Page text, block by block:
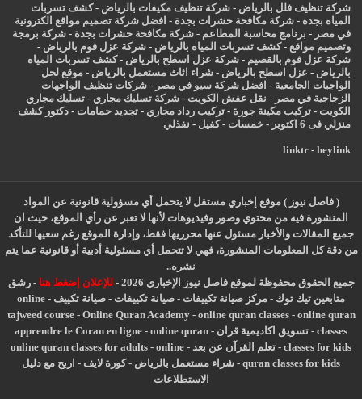
شركة تنظيف فلل بالرياض -شركة تنظيف مكيفات بالرياض -كشف تسربات
المياه بجده -شركة مكافحة حشرات بجدة - افضل شركة تصميم مواقع الكترونية
في مصر - برنامج محاسبة المطاعم -شركة مكافحة حشرات بجدة -شركة برمجة
وتصميم مواقع -كشف تسربات المياه بالرياض -شركة عزل فوم بالرياض -
شركة عزل فوم بالقصيم -شركة عزل اسطح بالرياض -كشف تسربات المياه
بالرياض - عزل اسطح بالرياض -شراء اثاث مستعمل بالرياض - موقع لحل
الواجبات الجامعية - افضل شركة سيو في مصر -شركات تنظيف الواجهات
الزجاجية في مصر - نقل عفش الكويت -شركة تسليك مجاري -تسليك مجاري
الكويت -تركيب مكينة جورة -تركيب رداد مجاري -تجديد حمامات -دكتور كشف
منزلي فى 6 اكتوبر
-خمسات -كفيل - نفذلي
linktr- heylink
( فاصل نيوز ) موقع إخباري مستقل لا يتحمل أي مسؤولية قانونية عن المواد
المنشورة فيه من محتوي وصور وفيديوهات لأنها لا تعبر عن رأي الموقع، حيث ان
جميع المقالات والأخبار مسئول عنها محرريها فقط، وإدارة الموقع رغم سعيها للتأكد
من دقة كل المعلومات المنشورة، فهي لا تتحمل أي مسئولية أدبية أو قانونية عما يتم
نشره..
جميع الحقوق محفوظة لموقع فاصل نيوز الإخباري 2026 -
للإعلان إضغط هنا -رشق
متابعين تيك توك - مركز صيانة تكييفات - صيانة تكييفات - صيانة تكييف -
online
tajweed course- Online Quran Academy- online quran classes- online quran
classes
- تسويق اكاديمية قران -
apprendre le Coran en ligne - online quran
classes for kids
- تعلم القرآن عن بعد -
online quran classes for adults - online
quran classes for kids
- شراء مستعمل بالرياض -كورة لايف - اربح مع دليل
الاستطلاعات